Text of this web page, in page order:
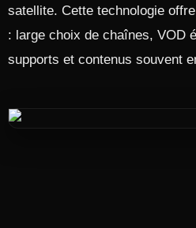
satellite. Cette technologie
: large choix de chaînes, VOD
supports et contenus souvent